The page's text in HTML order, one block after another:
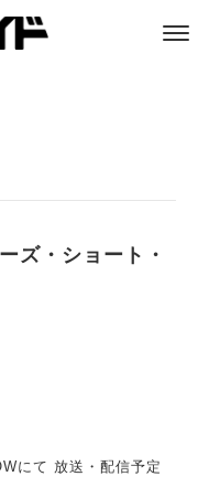
ズ・ショート・
にて 放送・配信予定